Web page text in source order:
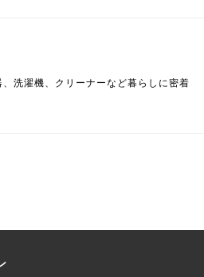
洗濯機、クリーナーなど暮らしに密着